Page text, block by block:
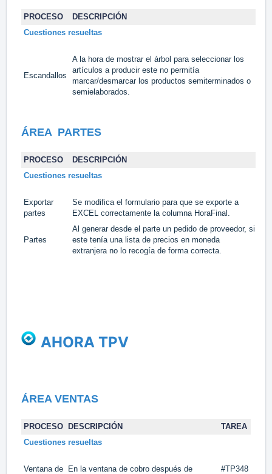
PROCESO DESCRIPCIÓN
Cuestiones resueltas
Escandallos
A la hora de mostrar el árbol para seleccionar los
artículos a producir este no permitía
marcar/desmarcar los productos semiterminados o
semielaborados.
ÁREA PARTES
PROCESO DESCRIPCIÓN
Cuestiones resueltas
Exportar
partes
Se modifica el formulario para que se exporte a
EXCEL correctamente la columna HoraFinal.
Partes
Al generar desde el parte un pedido de proveedor, si
este tenía una lista de precios en moneda
extranjera no lo recogía de forma correcta.
AHORA TPV
ÁREA VENTAS
PROCESO DESCRIPCIÓN
TAREA
Cuestiones resueltas
Ventana de
En la ventana de cobro después de
#TP348